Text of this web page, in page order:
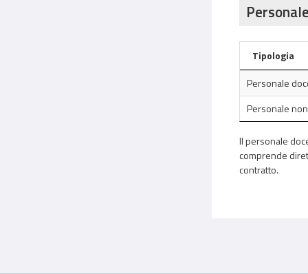
Tipologia
Personale
Personale
Il personale
comprende
contratto.